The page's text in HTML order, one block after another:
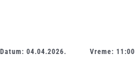
Datum: 04.04.2026. Vreme: 11:00